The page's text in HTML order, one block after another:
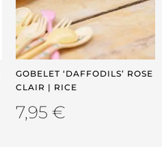
GOBELET ‘DAFFODILS’ ROSE
CLAIR | RICE
7,95 €